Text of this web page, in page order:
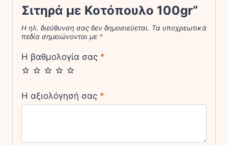
Σιτηρά με Κοτόπουλο 100gr”
Η ηλ. διεύθυνση σας δεν δημοσιεύεται. Τα υποχρεωτικά
πεδία σημειώνονται με *
Η βαθμολογία σας *
Η αξιολόγησή σας *